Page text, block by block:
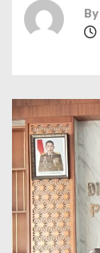
By